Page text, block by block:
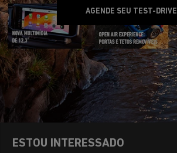
ESTOU INTERESSADO
AGENDE SEU TEST-DRIVE